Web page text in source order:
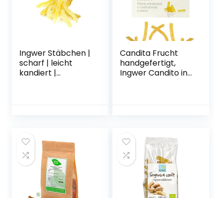
Ingwer Stäbchen |
scharf | leicht
kandiert |
Candita Frucht
handgefertigt,
Ingwer Candito in